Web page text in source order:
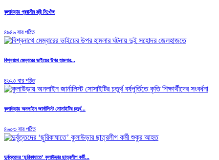
কুলাউড়ায় প্রবাসীর স্ত্রী নিখোঁজ
৪৯৪৬ বার পঠিত
বিশ্বনাথে মেম্বারের ভাইয়ের উপর হামলার...
৪৬২৩ বার পঠিত
কুলাউড়ায় অনলাইন জার্নালিস্ট সোসাইটির চতুর্থ...
৪৬০৩ বার পঠিত
দুর্বৃত্তদের ‘ছুরিকাঘাতে’ কুলাউড়ার ছাত্রলীগ কর্মী...